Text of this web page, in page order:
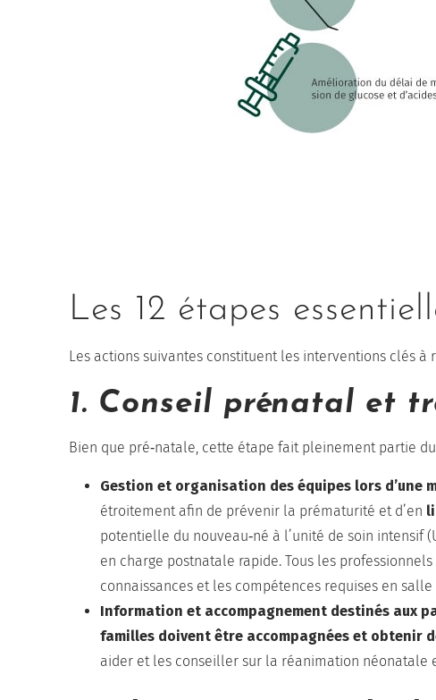
Les 12 étapes
Les actions suivantes constituent les interventions clés
1. Conseil prénatal et
Bien que pré‑natale, cette étape fait pleinement partie
Gestion et organisation des équipes lors d’une
étroitement afin de prévenir la prématurité et d’en
potentielle du nouveau‑né à l’unité de soin intensif
en charge postnatale rapide. Tous les
connaissances et les compétences requises en salle
Information et accompagnement destinés aux
familles doivent être accompagnées et obtenir
aider et les conseiller sur la réanimation néonatale